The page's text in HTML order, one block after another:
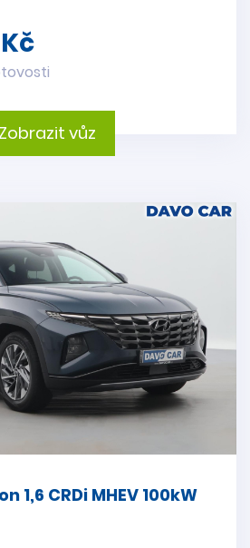
Zobrazit vůz
1,6 CRDi MHEV 100kW